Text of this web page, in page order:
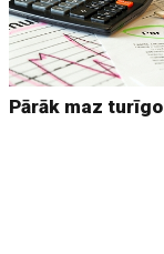
Pārāk maz turīgo